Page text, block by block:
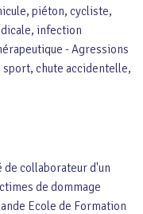
piéton, cycliste,
infection
- Agressions
sport, chute accidentelle,
de collaborateur d'un
de dommage
Ecole de Formation